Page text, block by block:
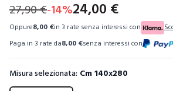
27,90€-14%24,00 €
Oppure8,00 €in 3 rate senza interessi con
Paga in 3 rate da8,00 €senza interessi con
Misura selezionata: Cm 140x280